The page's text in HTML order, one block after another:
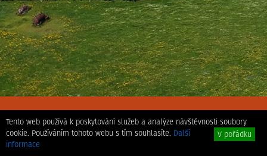
Prohlášení o přístupnosti
Tento web používá k poskytování služeb a analýze návštěvnosti soubory
cookie. Používáním tohoto webu s tím souhlasíte.
V pořádku
Další
informace